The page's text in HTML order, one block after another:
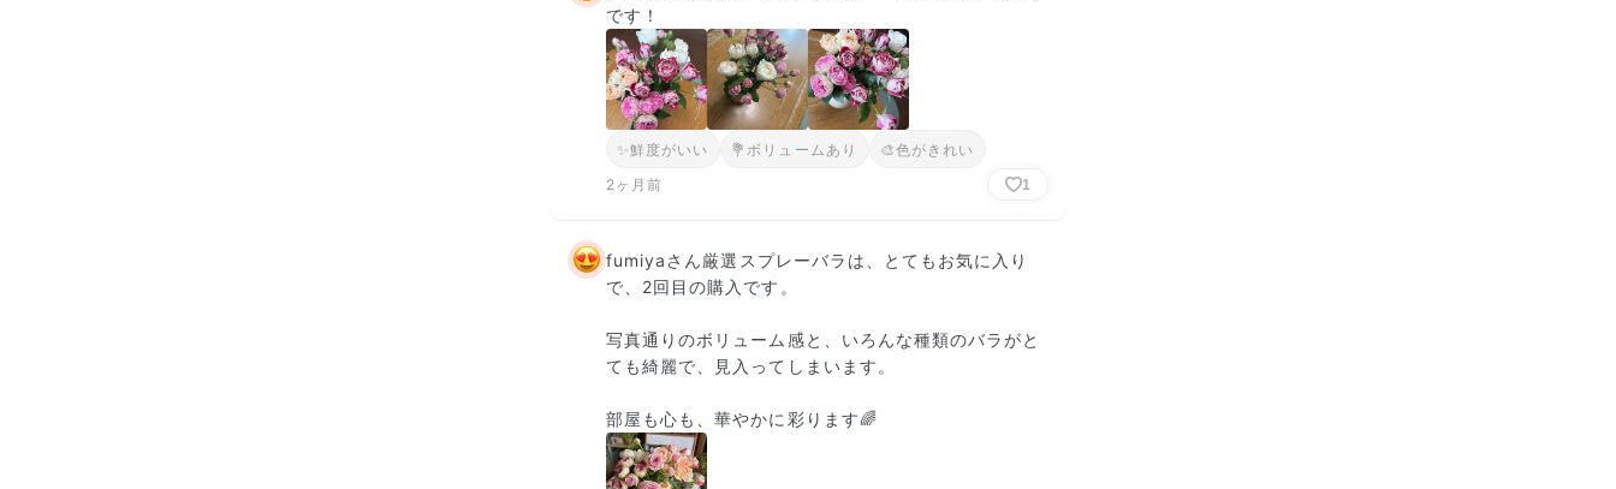
です！
✨鮮度がいい 💐ボリュームあり 🎨色がきれい
2ヶ月前
1
fumiyaさん厳選スプレーバラは、とてもお気に入り
で、2回目の購入です。
写真通りのボリューム感と、いろんな種類のバラがと
ても綺麗で、見入ってしまいます。
部屋も心も、華やかに彩ります🌈